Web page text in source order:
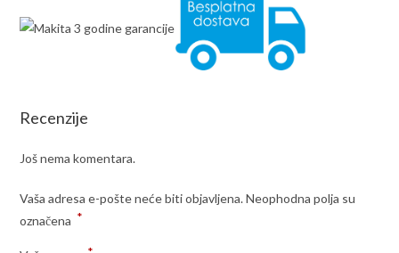
Recenzije
Još nema komentara.
Vaša adresa e-pošte neće biti objavljena. Neophodna polja su
označena *